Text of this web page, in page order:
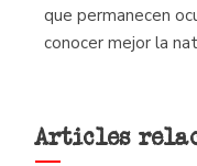
que permanecen
conocer mejor la
Articles